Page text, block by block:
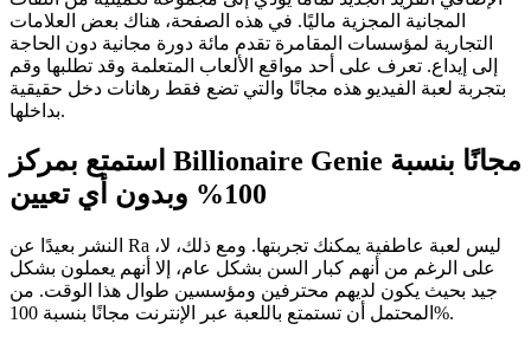
المجانية المجزية ماليًا. في هذه الصفحة، هناك بعض العلامات
التجارية لمؤسسات المقامرة تقدم مائة دورة مجانية دون الحاجة
إلى إيداع. تعرف على أحد مواقع الألعاب المتعلمة وقد تطلبها وقم
بتجربة لعبة الفيديو هذه مجانًا والتي تضع فقط رهانات دخل حقيقية
بداخلها.
استمتع بمركز Billionaire Genie مجانًا بنسبة
100% وبدون أي تعيين
النشر بعيدًا عن Ra ليس لعبة عاطفية يمكنك تجربتها. ومع ذلك، لا،
على الرغم من أنهم كبار السن بشكل عام، إلا أنهم يعملون بشكل
جيد بحيث يكون لديهم محترفين ومؤسسين طوال هذا الوقت. من
المحتمل أن تستمتع باللعبة عبر الإنترنت مجانًا بنسبة 100%.